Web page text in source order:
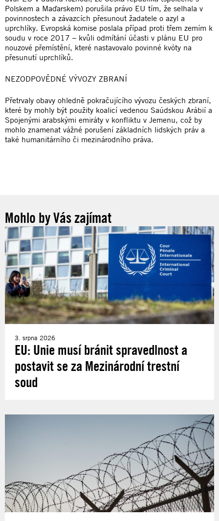
Polskem a Maďarskem) porušila právo EU tím, že selhala v
povinnostech a závazcích přesunout žadatele o azyl a
uprchlíky. Evropská komise poslala případ proti třem zemím k
soudu v roce 2017 – kvůli odmítání účasti v plánu EU pro
nouzové přemístění, které nastavovalo povinné kvóty na
přesunutí uprchlíků.
NEZODPOVĚDNÉ VÝVOZY ZBRANÍ
Přetrvaly obavy ohledně pokračujícího vývozu českých zbraní,
které by mohly být použity koalicí vedenou Saúdskou Arábií a
Spojenými arabskými emiráty v konfliktu v Jemenu, což by
mohlo znamenat vážné porušení základních lidských práv a
také humanitárního či mezinárodního práva.
Mohlo by Vás zajímat
3. srpna 2026
EU: Unie musí bránit spravedlnost a
postavit se za Mezinárodní trestní
soud